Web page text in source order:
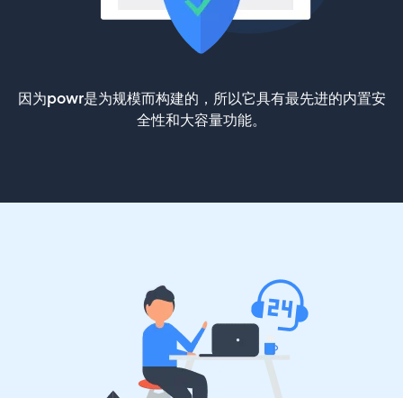
因为powr是为规模而构建的，所以它具有最先进的内置安
全性和大容量功能。